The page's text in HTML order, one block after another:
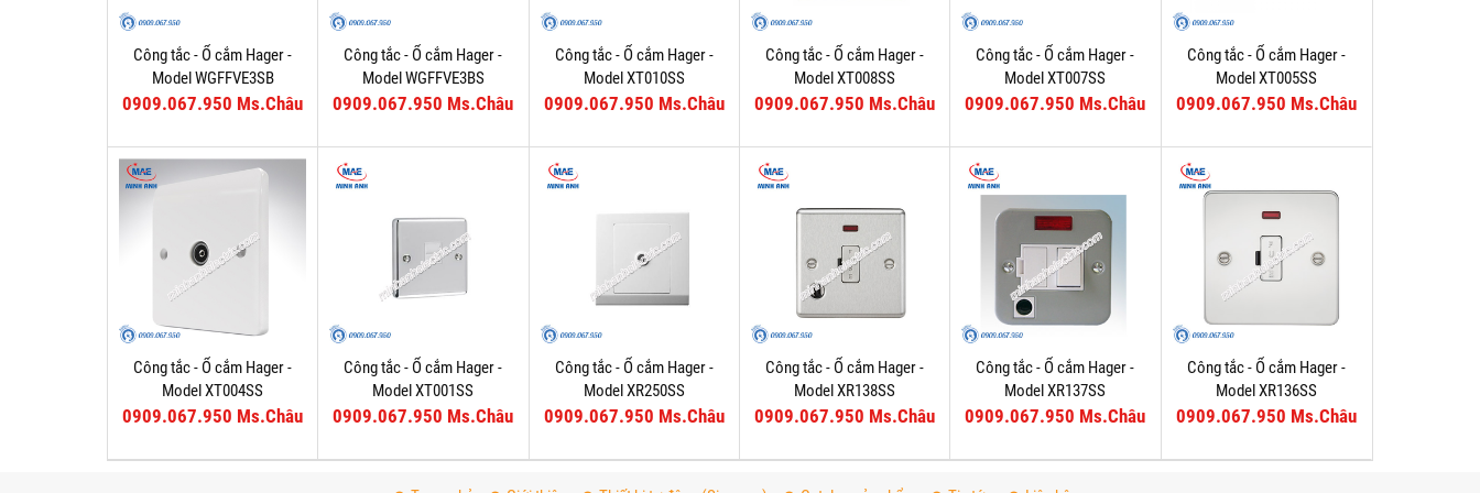
Công tắc - Ổ cắm Hager -
Model WGFFVE3SB
0909.067.950 Ms.Châu
Công tắc - Ổ cắm Hager -
Model WGFFVE3BS
0909.067.950 Ms.Châu
Công tắc - Ổ cắm Hager -
Model XT010SS
0909.067.950 Ms.Châu
Công tắc - Ổ cắm Hager -
Model XT008SS
0909.067.950 Ms.Châu
Công tắc - Ổ cắm Hager -
Model XT007SS
0909.067.950 Ms.Châu
Công tắc - Ổ cắm Hager -
Model XT005SS
0909.067.950 Ms.Châu
Công tắc - Ổ cắm Hager -
Model XT004SS
0909.067.950 Ms.Châu
Công tắc - Ổ cắm Hager -
Model XT001SS
0909.067.950 Ms.Châu
Công tắc - Ổ cắm Hager -
Model XR250SS
0909.067.950 Ms.Châu
Công tắc - Ổ cắm Hager -
Model XR138SS
0909.067.950 Ms.Châu
Công tắc - Ổ cắm Hager -
Model XR137SS
0909.067.950 Ms.Châu
Công tắc - Ổ cắm Hager -
Model XR136SS
0909.067.950 Ms.Châu